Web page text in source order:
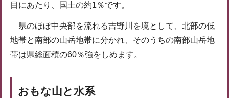
目にあたり、国土の約1％です。
県のほぼ中央部を流れる吉野川を境として、北部の低
地帯と南部の山岳地帯に分かれ、そのうちの南部山岳地
帯は県総面積の60％強をしめます。
おもな山と水系